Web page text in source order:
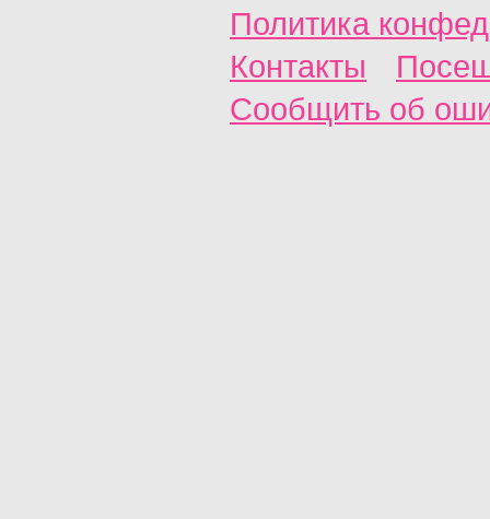
Политика
Контакты
Сообщить об